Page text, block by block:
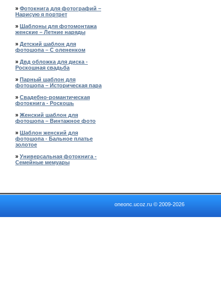
» Фотокнига для фотографий –
Нарисую я портрет
» Шаблоны для фотомонтажа
женские – Летние наряды
» Детский шаблон для
фотошопа – С олененком
» Двд обложка для диска -
Роскошная свадьба
» Парный шаблон для
фотошопа – Историческая пара
» Свадебно-романтическая
фотокнига - Роскошь
» Женский шаблон для
фотошопа – Винтажное фото
» Шаблон женский для
фотошопа - Бальное платье
золотое
» Универсальная фотокнига -
Семейные мемуары
oneonc.ucoz.ru © 2009-2026